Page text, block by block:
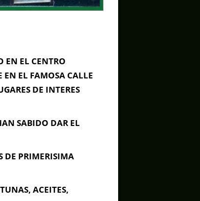
EN EL CENTRO
EL FAMOSA CALLE
DE INTERES
SABIDO DAR EL
DE PRIMERISIMA
ACEITES,